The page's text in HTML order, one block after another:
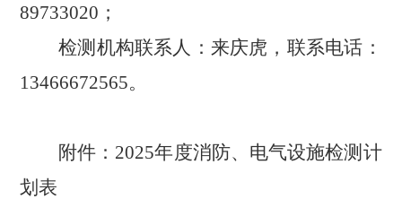
89733020；
检测机构联系人：来庆虎，联系电话：
13466672565。
附件：2025年度消防、电气设施检测计
划表